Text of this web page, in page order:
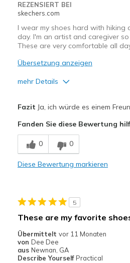
REZENSIERT BEI
skechers.com
I wear my shoes hard with hiking
day. I'm an artist and caregiver
These are very comfortable all
Übersetzung anzeigen
mehr Details
Comfortable
Stylish
View On Shoes
I'm Into Shoes
Fazit Ja, ich würde es einem
Fanden Sie diese Bewertung
0 0
Diese Bewertung markieren
5
These are my favorite
Übermittelt vor 11 Monaten
von Dee Dee
aus Newnan, GA
Describe Yourself Practical